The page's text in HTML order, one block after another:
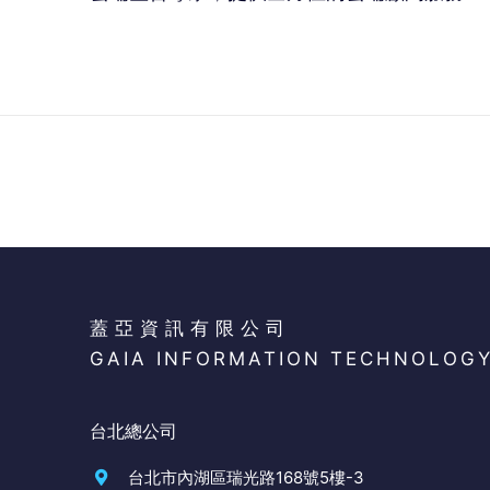
蓋亞資訊有限公司
GAIA INFORMATION
台北總公司
台北市內湖區瑞光路168號5樓-3